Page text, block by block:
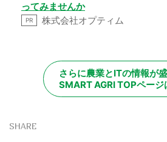
ってみませんか
PR 株式会社オプティム
さらに農業とITの情報が
SMART AGRI TOPページ
SHARE